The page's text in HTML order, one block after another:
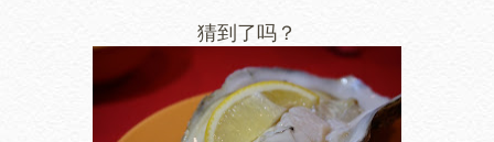
猜到了吗？